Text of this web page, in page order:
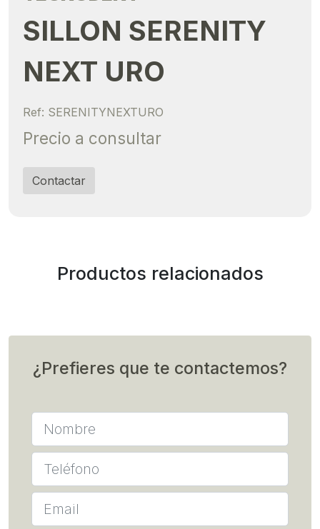
SILLON SERENITY
NEXT URO
Ref: SERENITYNEXTURO
Precio a consultar
Contactar
Productos relacionados
¿Prefieres que te contactemos?